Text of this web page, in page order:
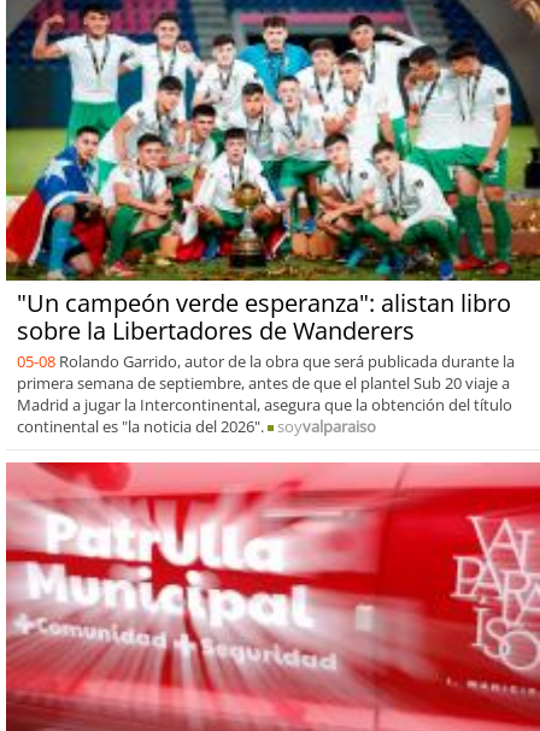
"Un campeón verde esperanza": alistan libro
sobre la Libertadores de Wanderers
05-08 Rolando Garrido, autor de la obra que será publicada durante la
primera semana de septiembre, antes de que el plantel Sub 20 viaje a
Madrid a jugar la Intercontinental, asegura que la obtención del título
continental es "la noticia del 2026".
soyvalparaiso